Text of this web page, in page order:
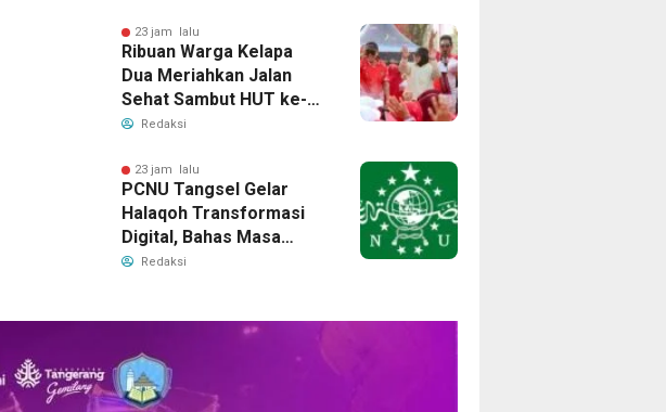
23 jam lalu
Ribuan Warga Kelapa
Dua Meriahkan Jalan
Sehat Sambut HUT ke-81
RI
Redaksi
23 jam lalu
PCNU Tangsel Gelar
Halaqoh Transformasi
Digital, Bahas Masa
Depan NU di Era Disrupsi
Redaksi